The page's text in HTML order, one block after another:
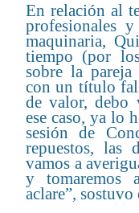
En relación al
profesionales
maquinaria,
tiempo (por
sobre la
con un título
de valor, debo
ese caso, ya lo
sesión de
repuestos, las
vamos a
y tomaremos
aclare”,